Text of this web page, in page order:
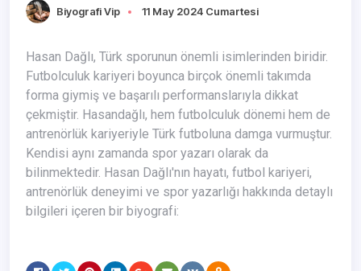
Biyografi Vip 11 May 2024 Cumartesi
Hasan Dağlı, Türk sporunun önemli isimlerinden biridir.
Futbolculuk kariyeri boyunca birçok önemli takımda
forma giymiş ve başarılı performanslarıyla dikkat
çekmiştir. Hasandağlı, hem futbolculuk dönemi hem de
antrenörlük kariyeriyle Türk futboluna damga vurmuştur.
Kendisi aynı zamanda spor yazarı olarak da
bilinmektedir. Hasan Dağlı'nın hayatı, futbol kariyeri,
antrenörlük deneyimi ve spor yazarlığı hakkında detaylı
bilgileri içeren bir biyografi: